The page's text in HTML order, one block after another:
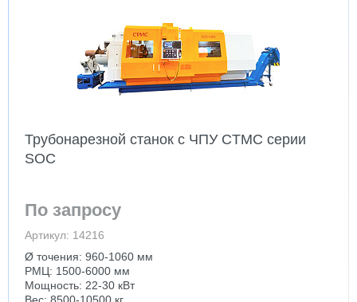
Трубонарезной станок с ЧПУ CTMC серии
SOC
По запросу
Артикул: 14216
Ø точения: 960-1060 мм
РМЦ: 1500-6000 мм
Мощность: 22-30 кВт